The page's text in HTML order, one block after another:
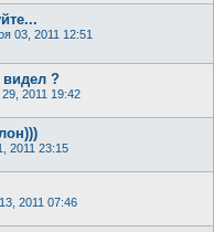
03, 2011 12:51
?
2011 19:42
2011 23:15
2011 07:46